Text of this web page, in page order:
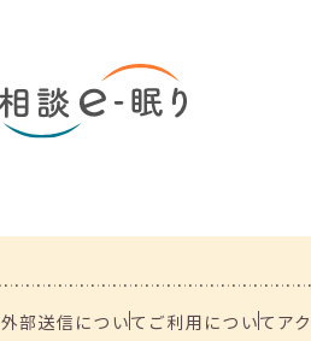
外部送信について ご利用について ア